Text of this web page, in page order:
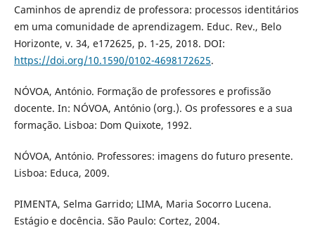
Caminhos de aprendiz de professora: processos identitários
em uma comunidade de aprendizagem. Educ. Rev., Belo
Horizonte, v. 34, e172625, p. 1-25, 2018. DOI:
https://doi.org/10.1590/0102-4698172625.
NÓVOA, António. Formação de professores e profissão
docente. In: NÓVOA, António (org.). Os professores e a sua
formação. Lisboa: Dom Quixote, 1992.
NÓVOA, António. Professores: imagens do futuro presente.
Lisboa: Educa, 2009.
PIMENTA, Selma Garrido; LIMA, Maria Socorro Lucena.
Estágio e docência. São Paulo: Cortez, 2004.